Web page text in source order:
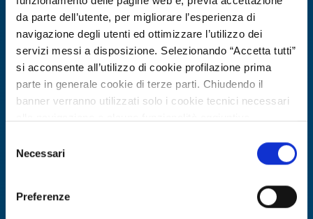
da parte dell’utente, per migliorare l’esperienza di
navigazione degli utenti ed ottimizzare l’utilizzo dei
servizi messi a disposizione. Selezionando “Accetta tutti”
si acconsente all’utilizzo di cookie profilazione prima
parte in generale cookie di terze parti. Chiudendo il
banner verranno utilizzati solo i cookie tecnici necessari
Per conoscere i dettagli, consulta la nostra cookie policy.
https://www.openinnovation.regione.lombardia.it/it/co
https://www.openinnovation.regione.lombardia.it/it/pr
delNecessari
Preferenze
Technology offer
Azienda francese offre simulazioni
molecolari per applicazioni biologiche